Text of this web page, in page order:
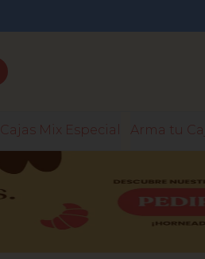
Cajas Mix Especial Arma tu